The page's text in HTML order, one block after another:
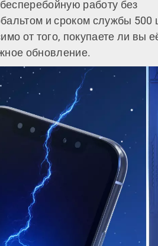
работу без
и сроком службы 500
от того, покупаете ли вы
обновление.